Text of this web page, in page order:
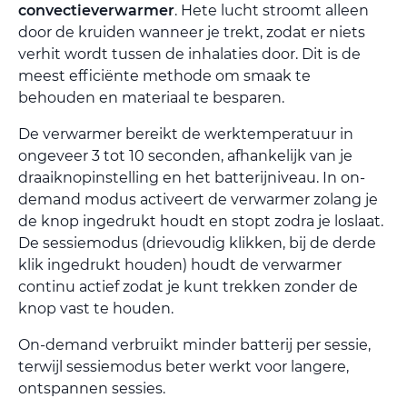
convectieverwarmer. Hete lucht stroomt alleen
door de kruiden wanneer je trekt, zodat er niets
verhit wordt tussen de inhalaties door. Dit is de
meest efficiënte methode om smaak te
behouden en materiaal te besparen.
De verwarmer bereikt de werktemperatuur in
ongeveer 3 tot 10 seconden, afhankelijk van je
draaiknopinstelling en het batterijniveau. In on-
demand modus activeert de verwarmer zolang je
de knop ingedrukt houdt en stopt zodra je loslaat.
De sessiemodus (drievoudig klikken, bij de derde
klik ingedrukt houden) houdt de verwarmer
continu actief zodat je kunt trekken zonder de
knop vast te houden.
On-demand verbruikt minder batterij per sessie,
terwijl sessiemodus beter werkt voor langere,
ontspannen sessies.